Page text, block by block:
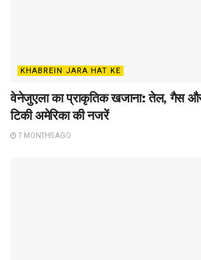
KHABREIN JARA HAT KE
वेनेजुएला का प्राकृतिक खजाना: तेल, गैस
टिकी अमेरिका की नजरें
7 MONTHS AGO